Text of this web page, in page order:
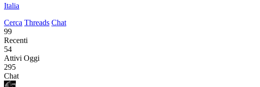
Italia
Cerca Threads Chat
99
Recenti
54
Attivi Oggi
295
Chat